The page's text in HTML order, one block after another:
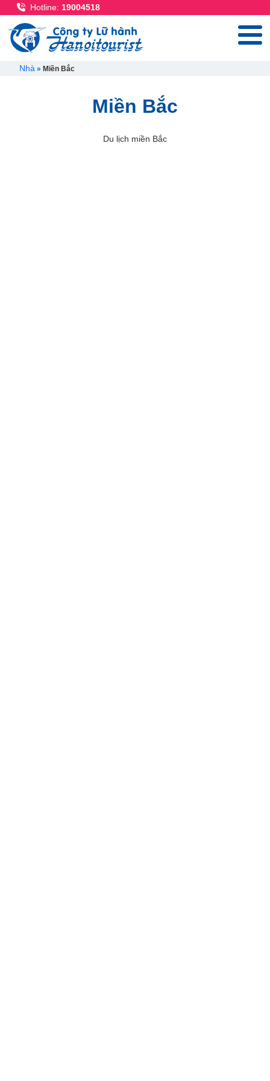
Hotline: 19004518
Breadcrumb
Nhà Miền Bắc
Miền Bắc
Du lịch miền Bắc